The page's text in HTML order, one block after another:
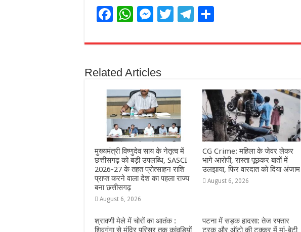
F
c
e
b
o
o
k
W
at
s
A
p
p
M
ss
n
g
e
r
T
itt
T
e
m
ar
Related Articles
मुख्यमंत्री विष्णुदेव साय के नेतृत्व में
छत्तीसगढ़ को बड़ी उपलब्धि, SASCI
2026-27 के तहत प्रोत्साहन राशि
प्राप्त करने वाला देश का पहला राज्य
बना छत्तीसगढ़
August 6, 2026
CG Crime: महिला के जेवर लेकर
भागे आरोपी, रास्ता पूछकर बातों में
उलझाया, फिर वारदात को दिया अंजाम
August 6, 2026
श्रावणी मेले में चोरों का आतंक :
शिवगंगा से मंदिर परिसर तक कांवड़ियों
पटना में सड़क हादसा: तेज रफ्तार
ट्रक और ऑटो की टक्कर में मां-बेटी